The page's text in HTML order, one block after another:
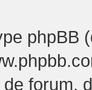
phpBB
forum,